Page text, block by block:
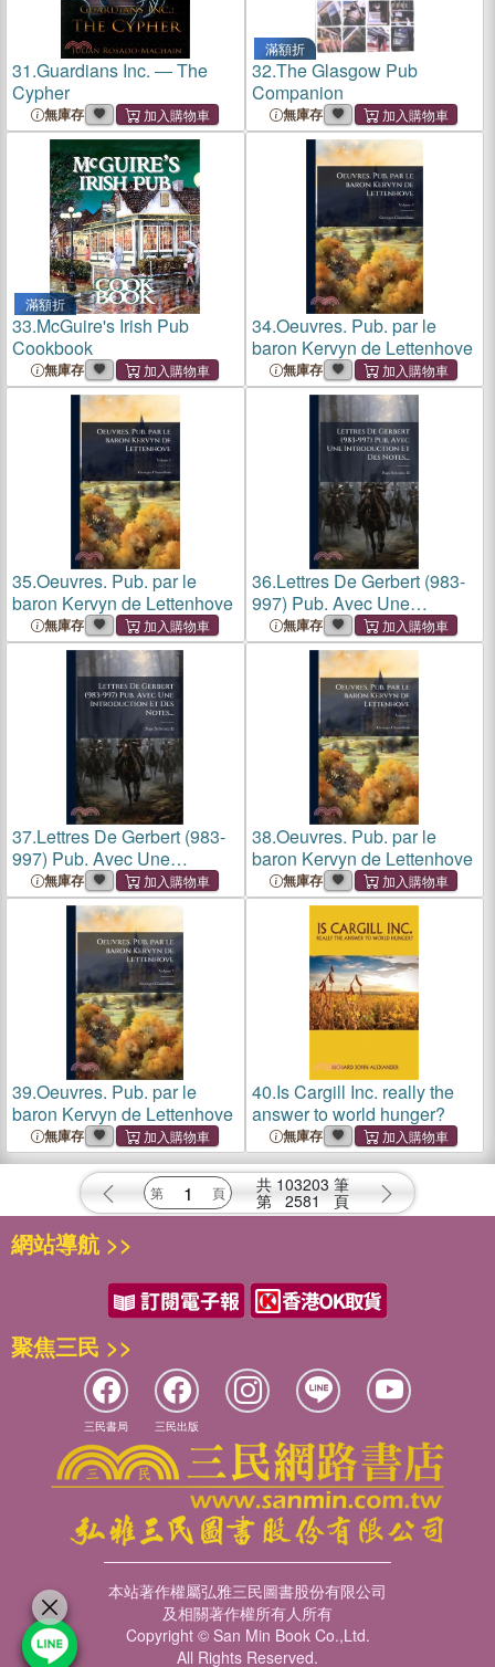
31.Guardians Inc. ― The
Cypher
無庫存
滿額折
32.The Glasgow Pub
Companion
無庫存
滿額折
33.McGuire's Irish Pub
Cookbook
無庫存
34.Oeuvres. Pub. par le
baron Kervyn de Lettenhove
無庫存
35.Oeuvres. Pub. par le
baron Kervyn de Lettenhove
無庫存
36.Lettres De Gerbert (983-
997) Pub. Avec Une
Introduction Et Des Notes...
無庫存
37.Lettres De Gerbert (983-
997) Pub. Avec Une
Introduction Et Des Notes...
無庫存
38.Oeuvres. Pub. par le
baron Kervyn de Lettenhove
無庫存
39.Oeuvres. Pub. par le
baron Kervyn de Lettenhove
無庫存
40.Is Cargill Inc. really the
answer to world hunger?
無庫存
共 103203 筆
第 2581 頁
網站導航 >>
聚焦三民 >>
三民書局 三民出版
本站著作權屬弘雅三民圖書股份有限公司
及相關著作權所有人所有
Copyright © San Min Book Co.,Ltd.
All Rights Reserved.